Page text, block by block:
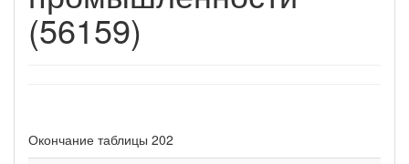
(56159)
Окончание таблицы 202